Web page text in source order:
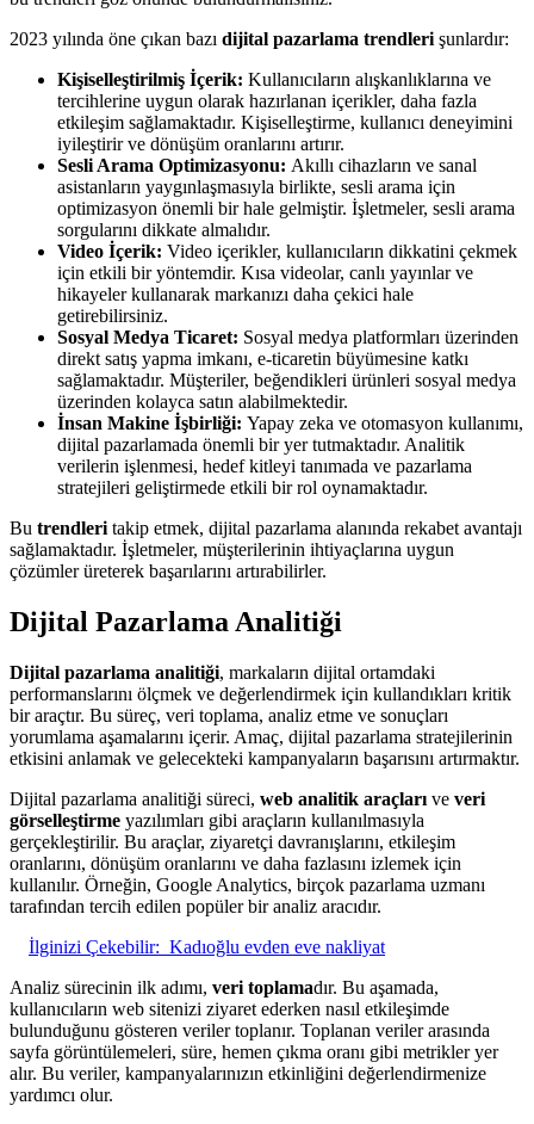
2023 yılında öne çıkan bazı dijital pazarlama trendleri şunlardır:
Kişiselleştirilmiş İçerik: Kullanıcıların alışkanlıklarına ve
tercihlerine uygun olarak hazırlanan içerikler, daha fazla
etkileşim sağlamaktadır. Kişiselleştirme, kullanıcı deneyimini
iyileştirir ve dönüşüm oranlarını artırır.
Sesli Arama Optimizasyonu: Akıllı cihazların ve sanal
asistanların yaygınlaşmasıyla birlikte, sesli arama için
optimizasyon önemli bir hale gelmiştir. İşletmeler, sesli arama
sorgularını dikkate almalıdır.
Video İçerik: Video içerikler, kullanıcıların dikkatini çekmek
için etkili bir yöntemdir. Kısa videolar, canlı yayınlar ve
hikayeler kullanarak markanızı daha çekici hale
getirebilirsiniz.
Sosyal Medya Ticaret: Sosyal medya platformları üzerinden
direkt satış yapma imkanı, e-ticaretin büyümesine katkı
sağlamaktadır. Müşteriler, beğendikleri ürünleri sosyal medya
üzerinden kolayca satın alabilmektedir.
İnsan Makine İşbirliği: Yapay zeka ve otomasyon kullanımı,
dijital pazarlamada önemli bir yer tutmaktadır. Analitik
verilerin işlenmesi, hedef kitleyi tanımada ve pazarlama
stratejileri geliştirmede etkili bir rol oynamaktadır.
Bu trendleri takip etmek, dijital pazarlama alanında rekabet avantajı
sağlamaktadır. İşletmeler, müşterilerinin ihtiyaçlarına uygun
çözümler üreterek başarılarını artırabilirler.
Dijital Pazarlama Analitiği
Dijital pazarlama analitiği, markaların dijital ortamdaki
performanslarını ölçmek ve değerlendirmek için kullandıkları kritik
bir araçtır. Bu süreç, veri toplama, analiz etme ve sonuçları
yorumlama aşamalarını içerir. Amaç, dijital pazarlama stratejilerinin
etkisini anlamak ve gelecekteki kampanyaların başarısını artırmaktır.
Dijital pazarlama analitiği süreci, web analitik araçları ve veri
görselleştirme yazılımları gibi araçların kullanılmasıyla
gerçekleştirilir. Bu araçlar, ziyaretçi davranışlarını, etkileşim
oranlarını, dönüşüm oranlarını ve daha fazlasını izlemek için
kullanılır. Örneğin, Google Analytics, birçok pazarlama uzmanı
tarafından tercih edilen popüler bir analiz aracıdır.
İlginizi Çekebilir: Kadıoğlu evden eve nakliyat
Analiz sürecinin ilk adımı, veri toplamadır. Bu aşamada,
kullanıcıların web sitenizi ziyaret ederken nasıl etkileşimde
bulunduğunu gösteren veriler toplanır. Toplanan veriler arasında
sayfa görüntülemeleri, süre, hemen çıkma oranı gibi metrikler yer
alır. Bu veriler, kampanyalarınızın etkinliğini değerlendirmenize
yardımcı olur.